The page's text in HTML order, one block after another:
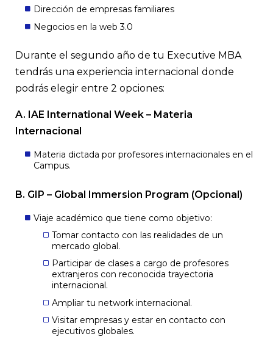
Dirección de empresas familiares
Negocios en la web 3.0
Durante el segundo año de tu Executive MBA
tendrás una experiencia internacional donde
podrás elegir entre 2 opciones:
A. IAE International Week – Materia
Internacional
Materia dictada por profesores internacionales en el
Campus.
B. GIP – Global Immersion Program (Opcional)
Viaje académico que tiene como objetivo:
Tomar contacto con las realidades de un
mercado global.
Participar de clases a cargo de profesores
extranjeros con reconocida trayectoria
internacional.
Ampliar tu network internacional.
Visitar empresas y estar en contacto con
ejecutivos globales.